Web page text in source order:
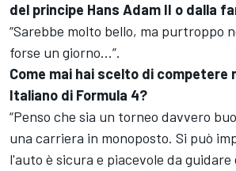
del principe Hans Adam II o dalla
“Sarebbe molto bello, ma purtroppo
forse un giorno...”.
Come mai hai scelto di competere
Italiano di Formula 4?
“Penso che sia un torneo davvero
una carriera in monoposto. Si può
l'auto è sicura e piacevole da